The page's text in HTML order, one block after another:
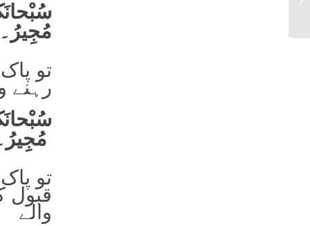
مُجِیرُ۔
تو
رہنے
تو
قبول
والے